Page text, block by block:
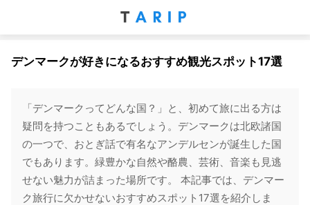
デンマークが好きになるおすすめ観光スポット17選
「デンマークってどんな国？」と、初めて旅に出る方は
疑問を持つこともあるでしょう。デンマークは北欧諸国
の一つで、おとぎ話で有名なアンデルセンが誕生した国
でもあります。緑豊かな自然や酪農、芸術、音楽も見逃
せない魅力が詰まった場所です。 本記事では、デンマー
ク旅行に欠かせないおすすめスポット17選を紹介しま